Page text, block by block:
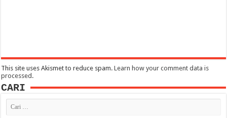
This site uses Akismet to reduce spam.Learn how your comment data is
processed .
CARI